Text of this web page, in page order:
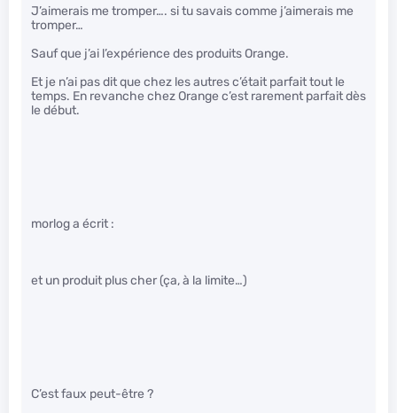
J’aimerais me tromper…. si tu savais comme j’aimerais me
tromper…
Sauf que j’ai l’expérience des produits Orange.
Et je n’ai pas dit que chez les autres c’était parfait tout le
temps. En revanche chez Orange c’est rarement parfait dès
le début.
morlog a écrit :
et un produit plus cher (ça, à la limite…)
C’est faux peut-être ?